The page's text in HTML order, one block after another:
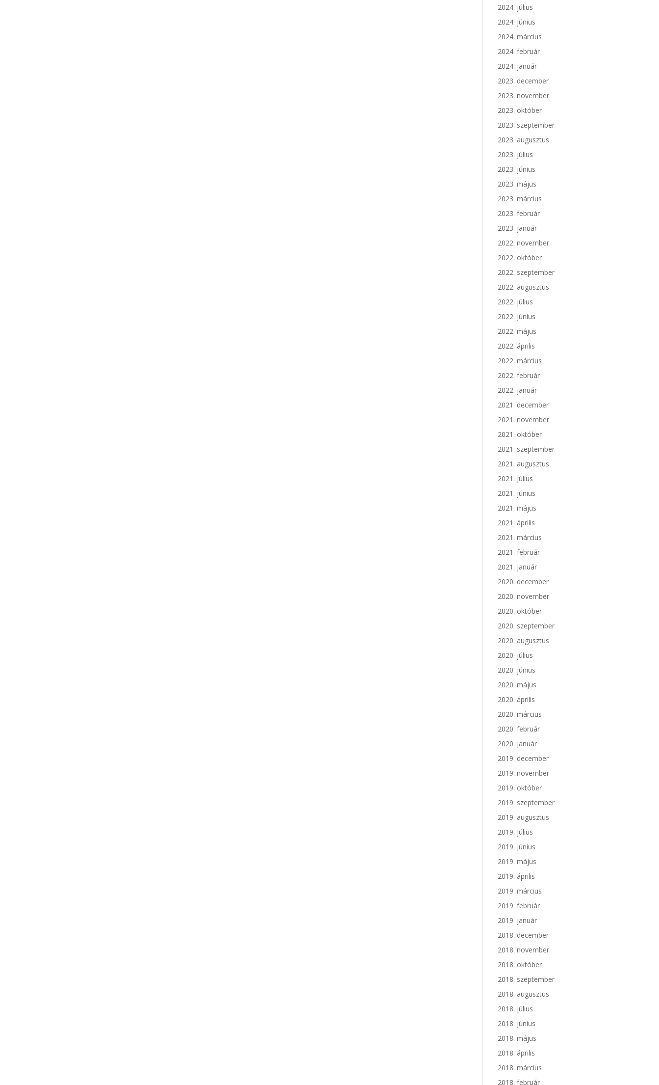
2024. július
2024. június
2024. március
2024. február
2024. január
2023. december
2023. november
2023. október
2023. szeptember
2023. augusztus
2023. július
2023. június
2023. május
2023. március
2023. február
2023. január
2022. november
2022. október
2022. szeptember
2022. augusztus
2022. július
2022. június
2022. május
2022. április
2022. március
2022. február
2022. január
2021. december
2021. november
2021. október
2021. szeptember
2021. augusztus
2021. július
2021. június
2021. május
2021. április
2021. március
2021. február
2021. január
2020. december
2020. november
2020. október
2020. szeptember
2020. augusztus
2020. július
2020. június
2020. május
2020. április
2020. március
2020. február
2020. január
2019. december
2019. november
2019. október
2019. szeptember
2019. augusztus
2019. július
2019. június
2019. május
2019. április
2019. március
2019. február
2019. január
2018. december
2018. november
2018. október
2018. szeptember
2018. augusztus
2018. július
2018. június
2018. május
2018. április
2018. március
2018. február